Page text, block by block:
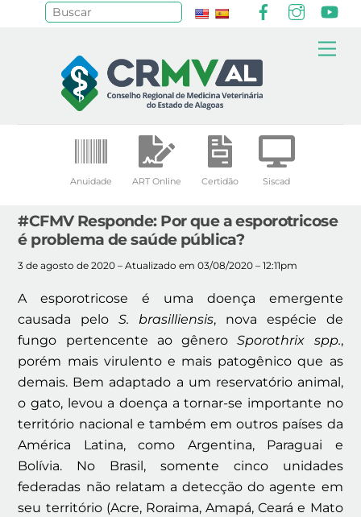
Anuidade ART Online Certidão Siscad
#CFMV Responde: Por que a esporotricose
é problema de saúde pública?
3 de agosto de 2020 – Atualizado em 03/08/2020 – 12:11pm
A esporotricose é uma doença emergente
causada peloS. brasilliensis, nova espécie de
fungo pertencente ao gêneroSporothrix spp.,
porém mais virulento e mais patogênico que as
demais. Bem adaptado a um reservatório animal,
o gato, levou a doença a tornar-se importante no
território nacional e também em outros países da
América Latina, como Argentina, Paraguai e
Bolívia. No Brasil, somente cinco unidades
federadas não relatam a detecção do agente em
seu território (Acre, Roraima, Amapá, Ceará e Mato